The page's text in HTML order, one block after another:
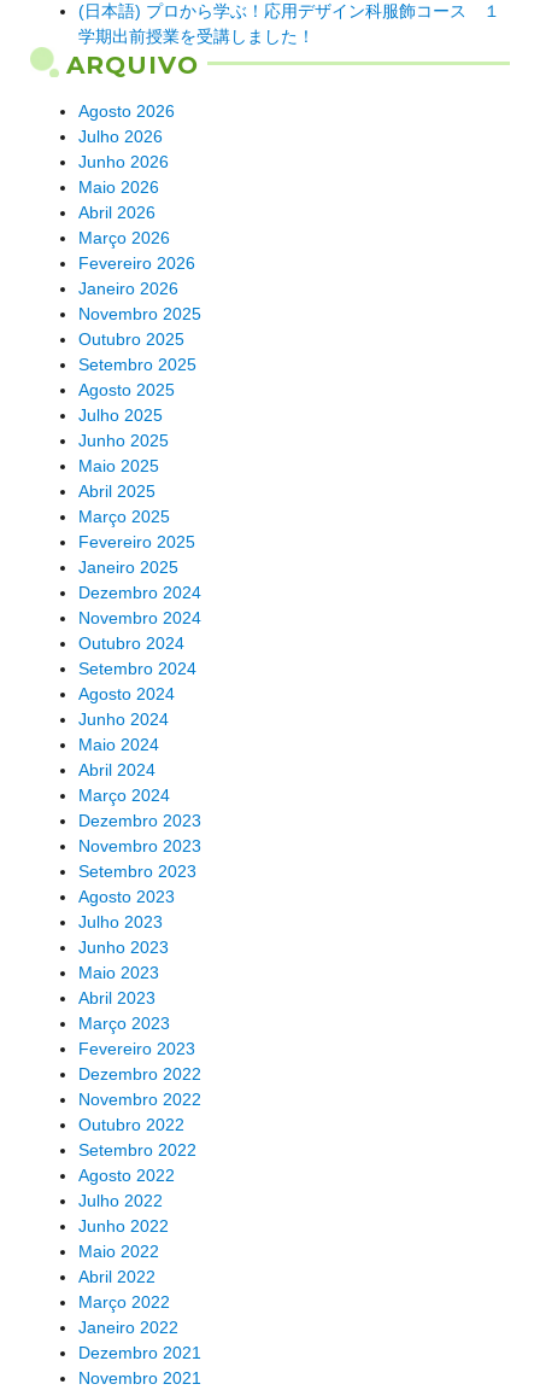
(日本語) プロから学ぶ！応用デザイン科服飾コース １
学期出前授業を受講しました！
ARQUIVO
Agosto 2026
Julho 2026
Junho 2026
Maio 2026
Abril 2026
Março 2026
Fevereiro 2026
Janeiro 2026
Novembro 2025
Outubro 2025
Setembro 2025
Agosto 2025
Julho 2025
Junho 2025
Maio 2025
Abril 2025
Março 2025
Fevereiro 2025
Janeiro 2025
Dezembro 2024
Novembro 2024
Outubro 2024
Setembro 2024
Agosto 2024
Junho 2024
Maio 2024
Abril 2024
Março 2024
Dezembro 2023
Novembro 2023
Setembro 2023
Agosto 2023
Julho 2023
Junho 2023
Maio 2023
Abril 2023
Março 2023
Fevereiro 2023
Dezembro 2022
Novembro 2022
Outubro 2022
Setembro 2022
Agosto 2022
Julho 2022
Junho 2022
Maio 2022
Abril 2022
Março 2022
Janeiro 2022
Dezembro 2021
Novembro 2021